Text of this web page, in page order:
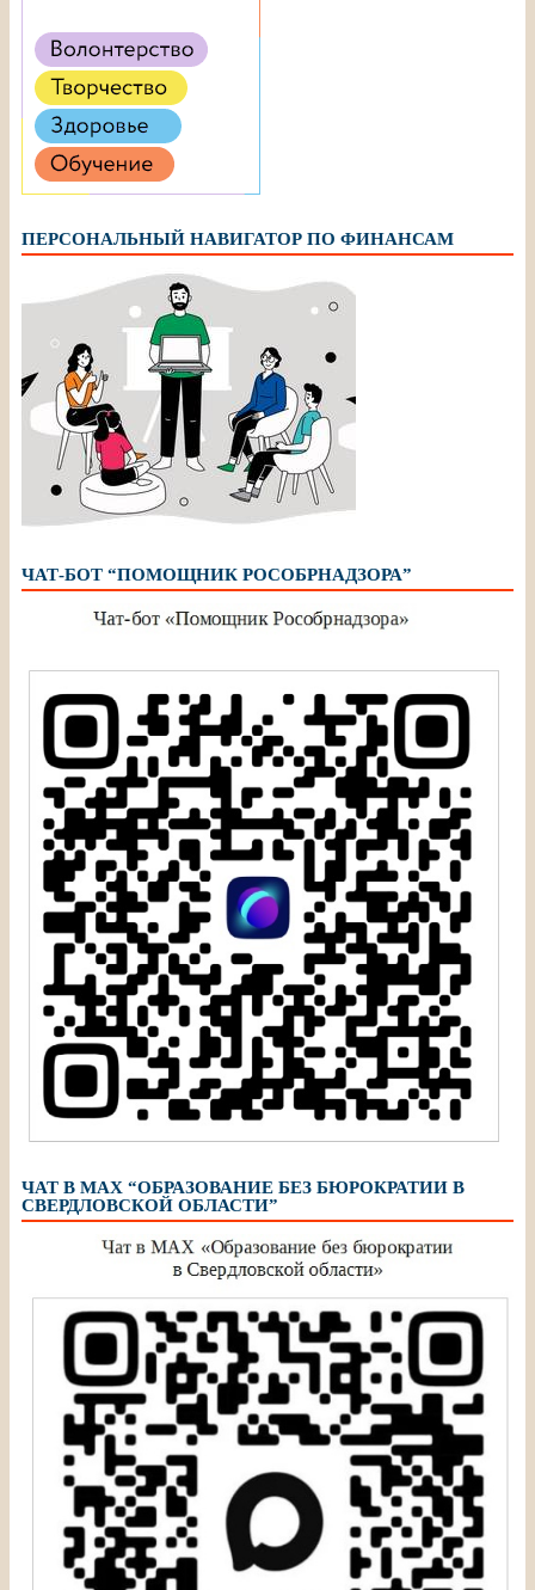
ПЕРСОНАЛЬНЫЙ НАВИГАТОР ПО ФИНАНСАМ
ЧАТ-БОТ “ПОМОЩНИК РОСОБРНАДЗОРА”
ЧАТ В МАХ “ОБРАЗОВАНИЕ БЕЗ БЮРОКРАТИИ В
СВЕРДЛОВСКОЙ ОБЛАСТИ”